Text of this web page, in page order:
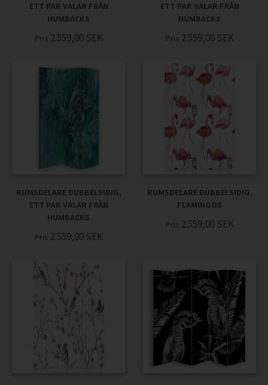
ETT PAR VALAR FRÅN
HUMBACKS
Pris 2.559,00 SEK
ETT PAR VALAR FRÅN
HUMBACKS
Pris 2.559,00 SEK
RUMSDELARE DUBBELSIDIG,
ETT PAR VALAR FRÅN
HUMBACKS
Pris 2.559,00 SEK
RUMSDELARE DUBBELSIDIG,
FLAMINGOS
Pris 2.559,00 SEK